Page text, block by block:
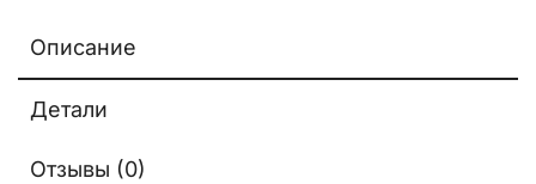
Описание
Детали
Отзывы (0)